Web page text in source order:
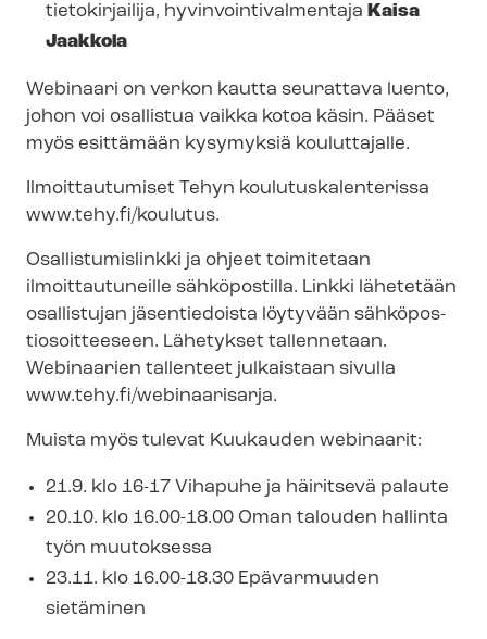
tietokirjailija, hy­vin­voin­ti­val­men­ta­ja Kaisa
Jaakkola
Webinaari on verkon kautta seurattava luento,
johon voi osallistua vaikka kotoa käsin. Pääset
myös esittämään kysymyksiä kouluttajalle.
Ilmoittautumiset Tehyn kou­lu­tus­ka­len­te­ris­sa
www.tehy.fi/koulutus.
Osal­lis­tu­mis­link­ki ja ohjeet toimitetaan
ilmoittautuneille sähköpostilla. Linkki lähetetään
osallistujan jäsentiedoista löytyvään säh­kö­pos­
tio­soit­tee­seen. Lähetykset tallennetaan.
Webinaarien tallenteet julkaistaan sivulla
www.tehy.fi/webinaarisarja.
Muista myös tulevat Kuukauden webinaarit:
21.9. klo 16-17 Vihapuhe ja häiritsevä palaute
20.10. klo 16.00-18.00 Oman talouden hallinta
työn muutoksessa
23.11. klo 16.00-18.30 Epävarmuuden
sietäminen